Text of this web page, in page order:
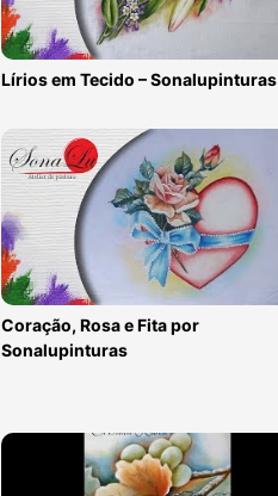
Lírios em Tecido – Sonalupinturas
Coração, Rosa e Fita por
Sonalupinturas